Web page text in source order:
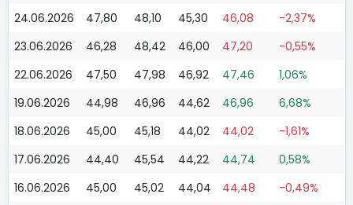
24.06.2026
47,80 48,10 45,30 46,08
-2,37%
23.06.2026
46,28 48,42 46,00 47,20
-0,55%
22.06.2026
47,50 47,98 46,92 47,46
1,06%
19.06.2026
44,98 46,96 44,62 46,96
6,68%
18.06.2026
45,00 45,18 44,02 44,02
-1,61%
17.06.2026
44,40 45,54 44,22 44,74
0,58%
16.06.2026
45,00 45,02 44,04 44,48
-0,49%